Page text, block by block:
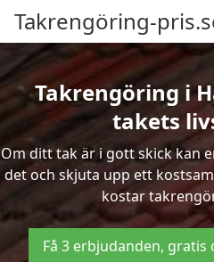
Takrengöring-
Takrengöring i
takets
Om ditt tak är i gott skick kan
det och skjuta upp ett
kostar
Få 3 erbjudanden,